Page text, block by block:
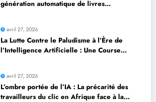
génération automatique de livres
avril 27, 2026
La Lutte Contre le Paludisme à l’Ère de
l’Intelligence Artificielle : Une Course
avril 27, 2026
L’ombre portée de l’IA : La précarité des
travailleurs du clic en Afrique face à la